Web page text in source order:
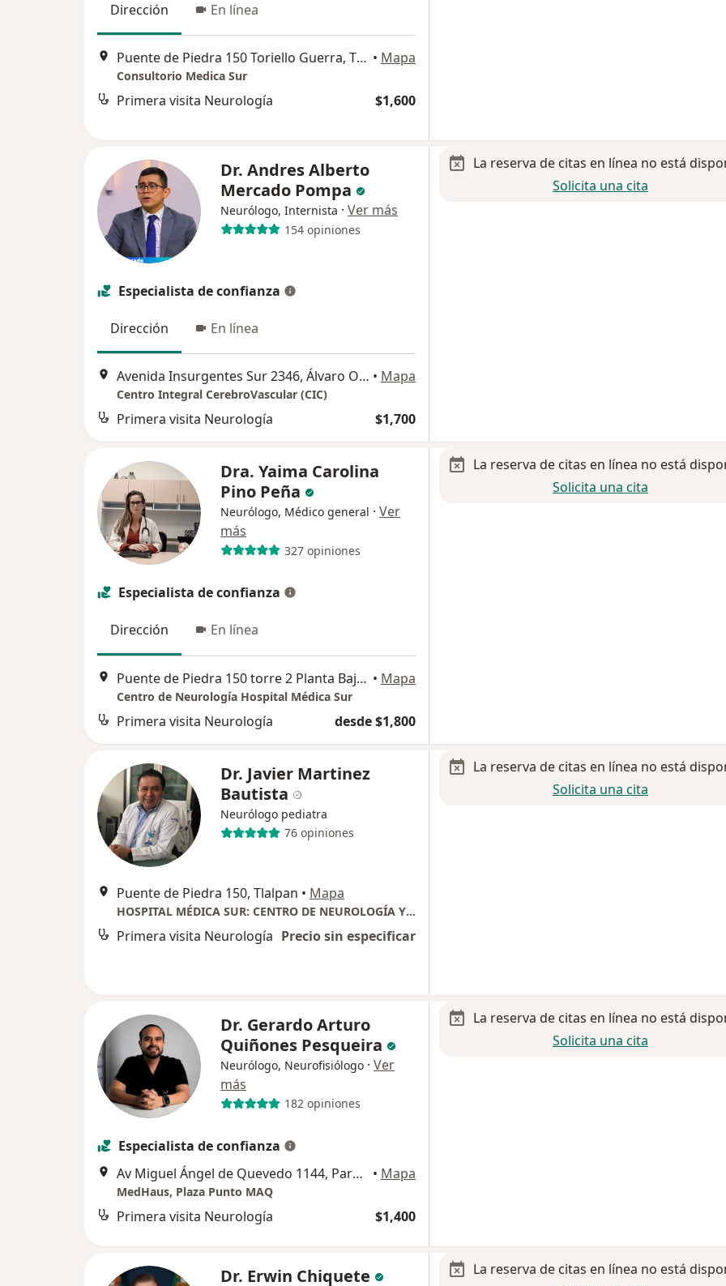
Dirección En línea
Puente de Piedra 150 Toriello Guerra, Tlalpan, Ciudad de México • Mapa
Consultorio Medica Sur
Primera visita Neurología $1,600
Dr. Andres Alberto
Mercado Pompa
Neurólogo, Internista · Ver más
154 opiniones
Especialista de confianza
Dirección En línea
Avenida Insurgentes Sur 2346, Álvaro Obregón • Mapa
Centro Integral CerebroVascular (CIC)
Primera visita Neurología $1,700
La reserva de citas en línea no está
Solicita una cita
Dra. Yaima Carolina
Pino Peña
Neurólogo, Médico general · Ver
más
327 opiniones
Especialista de confianza
Dirección En línea
Puente de Piedra 150 torre 2 Planta Baja. Centro de Neurología. Toriello Guerra. Tlalpan, Ciudad de México • Mapa
Centro de Neurología Hospital Médica Sur
Primera visita Neurología desde $1,800
La reserva de citas en línea no está
Solicita una cita
Dr. Javier Martinez
Bautista
Neurólogo pediatra
76 opiniones
Puente de Piedra 150, Tlalpan • Mapa
HOSPITAL MÉDICA SUR: CENTRO DE NEUROLOGÍA Y NEUROCIRUGÍA.
Primera visita Neurología Precio sin especificar
La reserva de citas en línea no está
Solicita una cita
Dr. Gerardo Arturo
Quiñones Pesqueira
Neurólogo, Neurofisiólogo · Ver
más
182 opiniones
Especialista de confianza
Av Miguel Ángel de Quevedo 1144, Parque San Andrés, Coyoacán, Ciudad de México
• Mapa
MedHaus, Plaza Punto MAQ
Primera visita Neurología $1,400
La reserva de citas en línea no está
Solicita una cita
Dr. Erwin Chiquete
La reserva de citas en línea no está